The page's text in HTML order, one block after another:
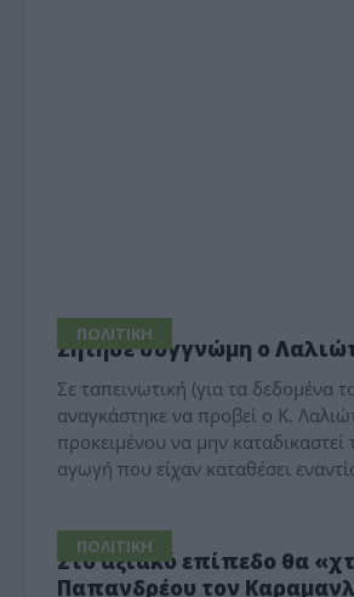
ΠΟΛΙΤΙΚΗ
Ζήτησε συγγνώμη ο
Σε ταπεινωτική (για τα δεδομένα
αναγκάστηκε να προβεί ο Κ.
προκειμένου να μην καταδικαστεί
αγωγή που είχαν καταθέσει
ΠΟΛΙΤΙΚΗ
Στο αξιακό επίπεδο θα
Παπανδρέου τον